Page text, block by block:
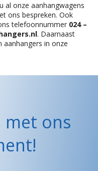
al onze aanhangwagens
ons bespreken. Ook
telefoonnummer 024 –
. Daarnaast
aanhangers in onze
met ons